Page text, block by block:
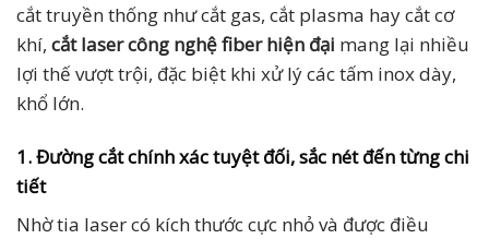
cắt truyền thống như cắt gas, cắt plasma hay cắt cơ
khí, cắt laser công nghệ fiber hiện đại mang lại nhiều
lợi thế vượt trội, đặc biệt khi xử lý các tấm inox dày,
khổ lớn.
1. Đường cắt chính xác tuyệt đối, sắc nét đến từng chi
tiết
Nhờ tia laser có kích thước cực nhỏ và được điều